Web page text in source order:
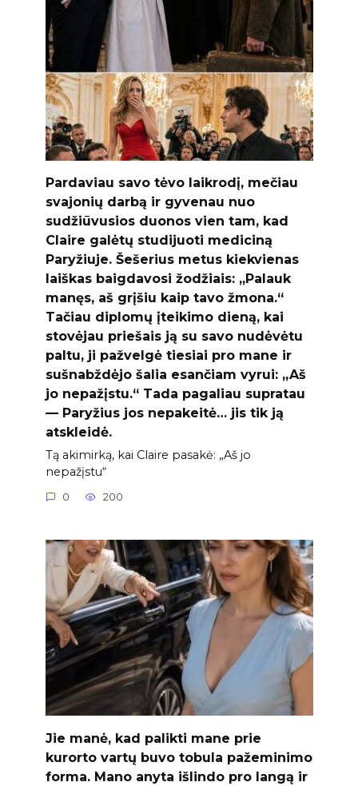
Pardaviau savo tėvo laikrodį, mečiau
svajonių darbą ir gyvenau nuo
sudžiūvusios duonos vien tam, kad
Claire galėtų studijuoti mediciną
Paryžiuje. Šešerius metus kiekvienas
laiškas baigdavosi žodžiais: „Palauk
manęs, aš grįšiu kaip tavo žmona.“
Tačiau diplomų įteikimo dieną, kai
stovėjau priešais ją su savo nudėvėtu
paltu, ji pažvelgė tiesiai pro mane ir
sušnabždėjo šalia esančiam vyrui: „Aš
jo nepažįstu.“ Tada pagaliau supratau
— Paryžius jos nepakeitė… jis tik ją
atskleidė.
Tą akimirką, kai Claire pasakė: „Aš jo
nepažįstu“
0 200
Jie manė, kad palikti mane prie
kurorto vartų buvo tobula pažeminimo
forma. Mano anyta išlindo pro langą ir